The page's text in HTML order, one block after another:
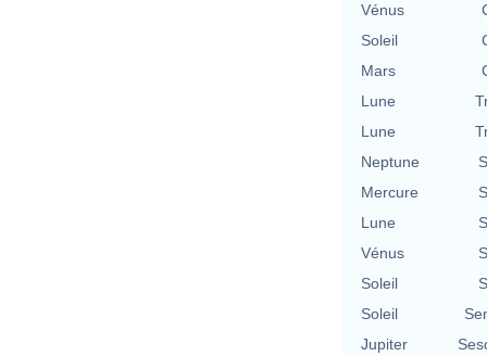
Vénus
Soleil
Mars
Lune
Lune
Neptune
Mercure
Lune
Vénus
Soleil
Soleil
Jupiter